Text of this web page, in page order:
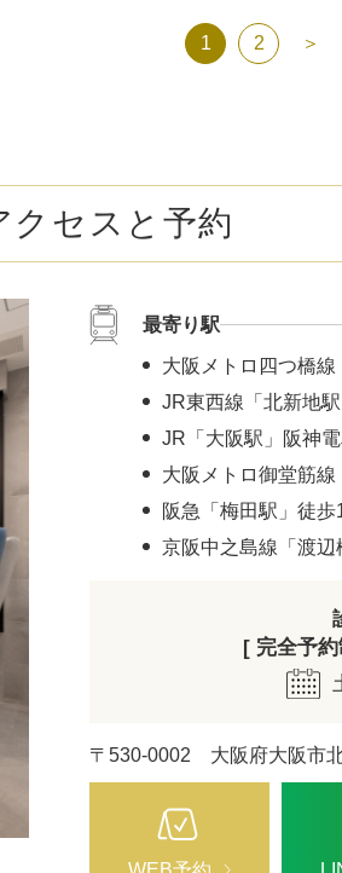
1 2 ＞
クセスと予約
最寄り駅
大阪メトロ四つ橋
JR東西線「北新地
JR「大阪駅」阪神
大阪メトロ御堂筋
阪急「梅田駅」徒歩
京阪中之島線「渡辺
[ 完全予
〒530-0002 大阪府大阪市